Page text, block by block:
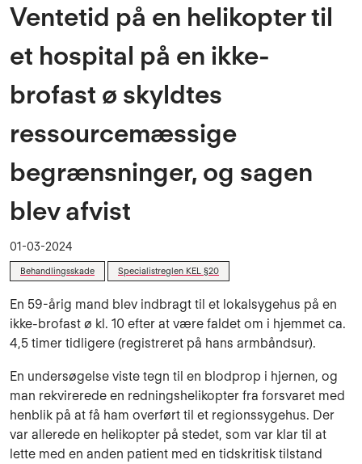
Ventetid på en helikopter til
et hospital på en ikke-
brofast ø skyldtes
ressourcemæssige
begrænsninger, og sagen
blev afvist
01-03-2024
Behandlingsskade Specialistreglen KEL §20
En 59-årig mand blev indbragt til et lokalsygehus på en
ikke-brofast ø kl. 10 efter at være faldet om i hjemmet ca.
4,5 timer tidligere (registreret på hans armbåndsur).
En undersøgelse viste tegn til en blodprop i hjernen, og
man rekvirerede en redningshelikopter fra forsvaret med
henblik på at få ham overført til et regionssygehus. Der
var allerede en helikopter på stedet, som var klar til at
lette med en anden patient med en tidskritisk tilstand